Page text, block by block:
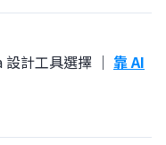
計工具選擇 ｜ 靠 AI